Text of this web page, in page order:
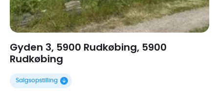
Gyden 3, 5900 Rudkøbing, 5900
Rudkøbing
Salgsopstilling